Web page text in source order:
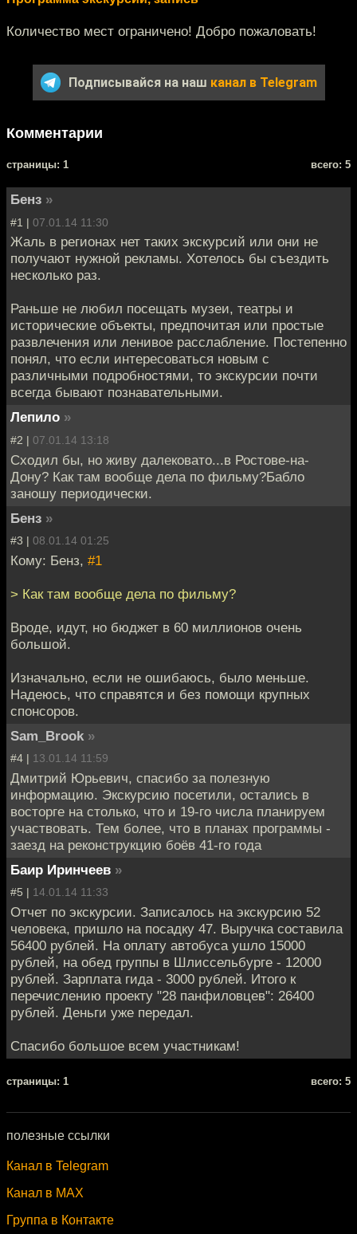
Количество мест ограничено! Добро пожаловать!
Подписывайся на наш канал в Telegram
Комментарии
cтраницы: 1 всего: 5
Бенз »
#1 | 07.01.14 11:30
Жаль в регионах нет таких экскурсий или они не
получают нужной рекламы. Хотелось бы съездить
несколько раз.
Раньше не любил посещать музеи, театры и
исторические объекты, предпочитая или простые
развлечения или ленивое расслабление. Постепенно
понял, что если интересоваться новым с
различными подробностями, то экскурсии почти
всегда бывают познавательными.
Лепило »
#2 | 07.01.14 13:18
Сходил бы, но живу далековато...в Ростове-на-
Дону? Как там вообще дела по фильму?Бабло
заношу периодически.
Бенз »
#3 | 08.01.14 01:25
Кому: Бенз, #1
> Как там вообще дела по фильму?
Вроде, идут, но бюджет в 60 миллионов очень
большой.
Изначально, если не ошибаюсь, было меньше.
Надеюсь, что справятся и без помощи крупных
спонсоров.
Sam_Brook »
#4 | 13.01.14 11:59
Дмитрий Юрьевич, спасибо за полезную
информацию. Экскурсию посетили, остались в
восторге на столько, что и 19-го числа планируем
участвовать. Тем более, что в планах программы -
заезд на реконструкцию боёв 41-го года
Баир Иринчеев »
#5 | 14.01.14 11:33
Отчет по экскурсии. Записалось на экскурсию 52
человека, пришло на посадку 47. Выручка составила
56400 рублей. На оплату автобуса ушло 15000
рублей, на обед группы в Шлиссельбурге - 12000
рублей. Зарплата гида - 3000 рублей. Итого к
перечислению проекту "28 панфиловцев": 26400
рублей. Деньги уже передал.
Спасибо большое всем участникам!
cтраницы: 1 всего: 5
полезные ссылки
Канал в Telegram
Канал в MAX
Группа в Контакте